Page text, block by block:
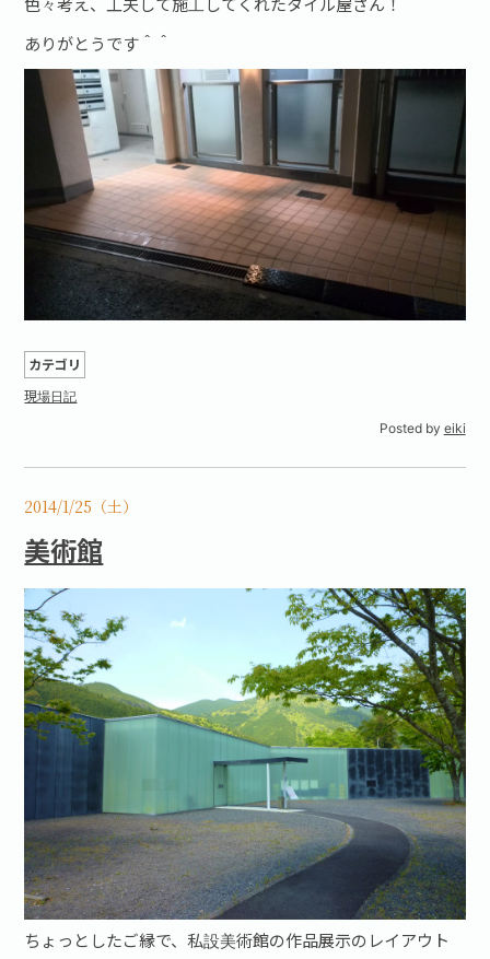
色々考え、工夫して施工してくれたタイル屋さん！
ありがとうです＾＾
カテゴリ
現場日記
Posted by eiki
2014/1/25（土）
美術館
ちょっとしたご縁で、私設美術館の作品展示のレイアウト